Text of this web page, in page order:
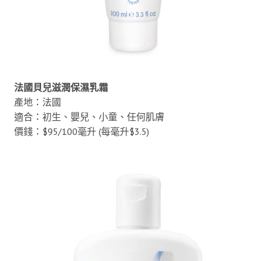
法國貝兒滋潤保濕乳霜
產地：法國
適合：初生、嬰兒、小童、任何肌膚
價錢：$95/100毫升 (每毫升$3.5)